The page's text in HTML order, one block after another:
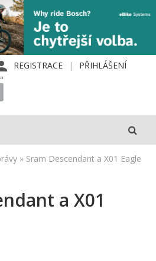
REGISTRACE PŘIHLÁŠENÍ
» Sram Descendant a X01 Eagle
a X01